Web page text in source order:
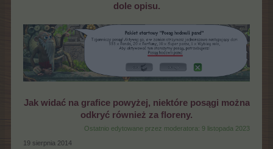
dole opisu.
Jak widać na grafice powyżej, niektóre posągi można
odkryć również za floreny.
Ostatnio edytowane przez moderatora: 9 listopada 2023
19 sierpnia 2014